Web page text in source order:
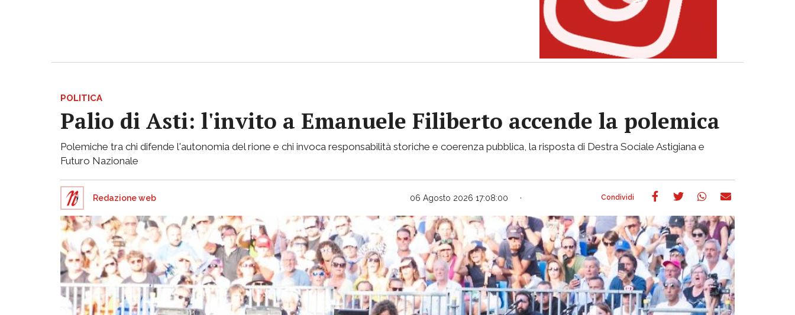
POLITICA
Palio di Asti: l'invito a Emanuele Filiberto accende la polemica
Polemiche tra chi difende l'autonomia del rione e chi invoca responsabilità storiche e coerenza pubblica, la risposta di Destra Sociale Astigiana e
Futuro Nazionale
Redazione web 06 Agosto 2026 17:08:00